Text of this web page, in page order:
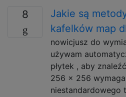
8
Jakie są
kafelków map
nowicjusz do
używam
płytek , aby
256 x 256
niestandardowego